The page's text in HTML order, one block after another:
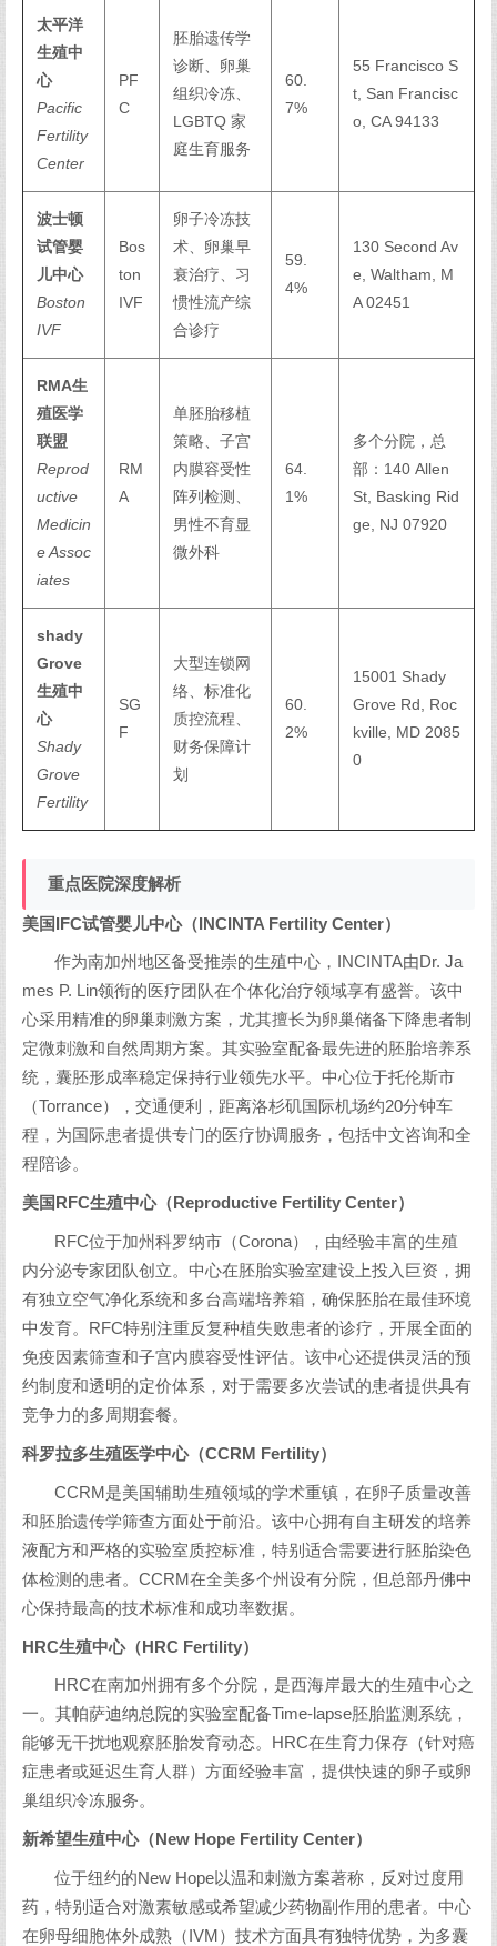
太平洋
生殖中
心
Pacific
Fertility
Center
PF
C
胚胎遗传学
诊断、卵巢
组织冷冻、
LGBTQ 家
庭生育服务
60.
7%
55 Francisco S
t, San Francisc
o, CA 94133
波士顿
试管婴
儿中心
Boston
IVF
Bos
ton
IVF
卵子冷冻技
术、卵巢早
衰治疗、习
惯性流产综
合诊疗
59.
4%
130 Second Av
e, Waltham, M
A 02451
RMA生
殖医学
联盟
Reprod
uctive
Medicin
e Assoc
iates
RM
A
单胚胎移植
策略、子宫
内膜容受性
阵列检测、
男性不育显
微外科
64.
1%
多个分院，总
部：140 Allen
St, Basking Rid
ge, NJ 07920
shady
Grove
生殖中
心
Shady
Grove
Fertility
SG
F
大型连锁网
络、标准化
质控流程、
财务保障计
划
60.
2%
15001 Shady
Grove Rd, Roc
kville, MD 2085
0
重点医院深度解析
美国IFC试管婴儿中心（INCINTA Fertility Center）
作为南加州地区备受推崇的生殖中心，INCINTA由Dr. Ja
mes P. Lin领衔的医疗团队在个体化治疗领域享有盛誉。该中
心采用精准的卵巢刺激方案，尤其擅长为卵巢储备下降患者制
定微刺激和自然周期方案。其实验室配备最先进的胚胎培养系
统，囊胚形成率稳定保持行业领先水平。中心位于托伦斯市
（Torrance），交通便利，距离洛杉矶国际机场约20分钟车
程，为国际患者提供专门的医疗协调服务，包括中文咨询和全
程陪诊。
美国RFC生殖中心（Reproductive Fertility Center）
RFC位于加州科罗纳市（Corona），由经验丰富的生殖
内分泌专家团队创立。中心在胚胎实验室建设上投入巨资，拥
有独立空气净化系统和多台高端培养箱，确保胚胎在最佳环境
中发育。RFC特别注重反复种植失败患者的诊疗，开展全面的
免疫因素筛查和子宫内膜容受性评估。该中心还提供灵活的预
约制度和透明的定价体系，对于需要多次尝试的患者提供具有
竞争力的多周期套餐。
科罗拉多生殖医学中心（CCRM Fertility）
CCRM是美国辅助生殖领域的学术重镇，在卵子质量改善
和胚胎遗传学筛查方面处于前沿。该中心拥有自主研发的培养
液配方和严格的实验室质控标准，特别适合需要进行胚胎染色
体检测的患者。CCRM在全美多个州设有分院，但总部丹佛中
心保持最高的技术标准和成功率数据。
HRC生殖中心（HRC Fertility）
HRC在南加州拥有多个分院，是西海岸最大的生殖中心之
一。其帕萨迪纳总院的实验室配备Time-lapse胚胎监测系统，
能够无干扰地观察胚胎发育动态。HRC在生育力保存（针对癌
症患者或延迟生育人群）方面经验丰富，提供快速的卵子或卵
巢组织冷冻服务。
新希望生殖中心（New Hope Fertility Center）
位于纽约的New Hope以温和刺激方案著称，反对过度用
药，特别适合对激素敏感或希望减少药物副作用的患者。中心
在卵母细胞体外成熟（IVM）技术方面具有独特优势，为多囊